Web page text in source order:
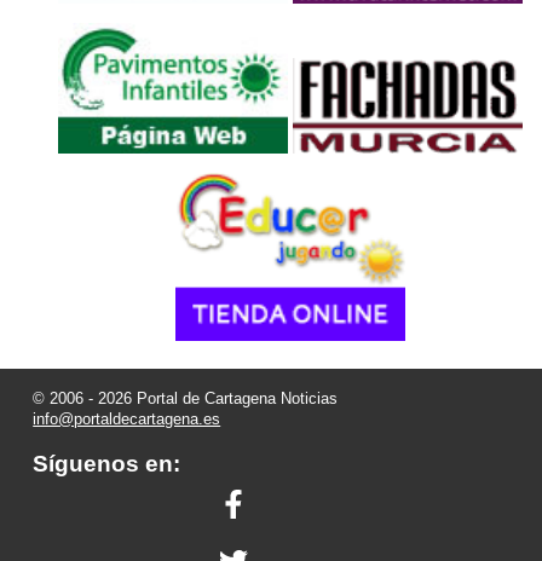
© 2006 - 2026 Portal de Cartagena Noticias
info@portaldecartagena.es
Síguenos en: